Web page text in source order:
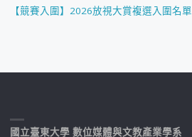
【競賽入圍】2026放視大賞複選入圍名單
國立臺東大學 數位媒體與文教產業學系